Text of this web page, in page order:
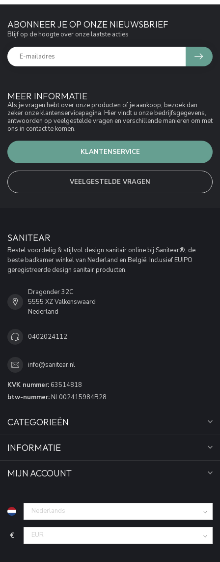
MEER INFORMATIE
Als je vragen hebt over onze producten of je aankoop, bezoek dan
zeker onze klantenservicepagina. Hier vindt u onze bedrijfsgegevens,
antwoorden op veelgestelde vragen en verschillende manieren om met
ons in contact te komen.
KLANTENSERVICE
VEELGESTELDE VRAGEN
ABONNEER JE OP ONZE NIEUWSBRIEF
Blijf op de hoogte over onze laatste acties
SANITEAR
Bestel voordelig & stijlvol design sanitair online bij Sanitear®, de
beste badkamer winkel van Nederland en België. Inclusief EUIPO
geregistreerde design sanitair producten.
Dragonder 32C
5555 XZ Valkenswaard
Nederland
0402024112
info@sanitear.nl
KVK nummer: 63514818
btw-nummer: NL002415984B28
CATEGORIEËN
INFORMATIE
MIJN ACCOUNT
€